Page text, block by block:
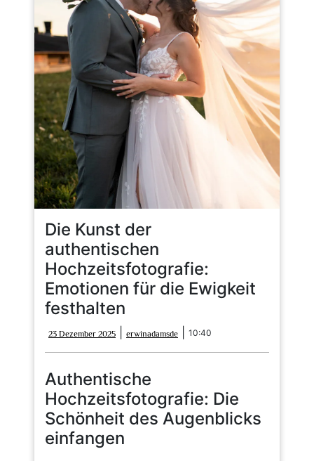
Die Kunst der
authentischen
Hochzeitsfotografie:
Emotionen für die Ewigkeit
festhalten
23 Dezember 2025
Dezember
2025
erwinadamsde erwinadamsde
10:40
Authentische
Hochzeitsfotografie: Die
Schönheit des Augenblicks
einfangen